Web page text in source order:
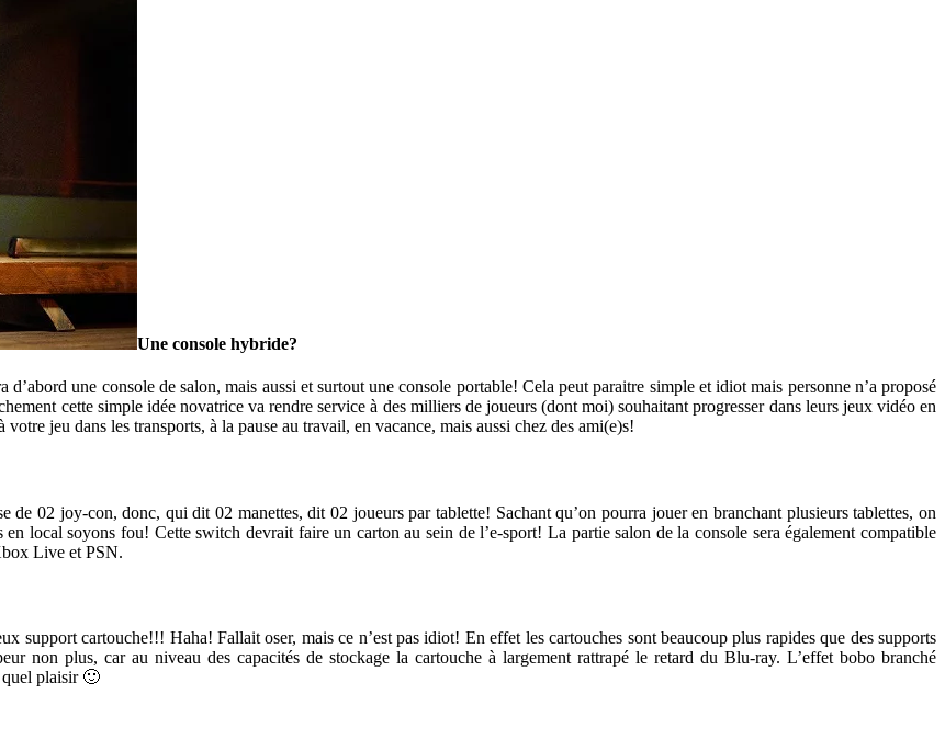
Une console hybride?
une console de salon, mais aussi et surtout une console portable! Cela peut paraitre simple et idiot mais personne n’a proposé
cette simple idée novatrice va rendre service à des milliers de joueurs (dont moi) souhaitant progresser dans leurs jeux vidéo en
jeu dans les transports, à la pause au travail, en vacance, mais aussi chez des ami(e)s!
02 joy-con, donc, qui dit 02 manettes, dit 02 joueurs par tablette! Sachant qu’on pourra jouer en branchant plusieurs tablettes, on
local soyons fou! Cette switch devrait faire un carton au sein de l’e-sport! La partie salon de la console sera également compatible
Live et PSN.
cartouche!!! Haha! Fallait oser, mais ce n’est pas idiot! En effet les cartouches sont beaucoup plus rapides que des supports
non plus, car au niveau des capacités de stockage la cartouche à largement rattrapé le retard du Blu-ray. L’effet bobo branché
quel plaisir 🙂